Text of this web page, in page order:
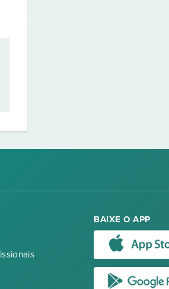
BAIXE O APP